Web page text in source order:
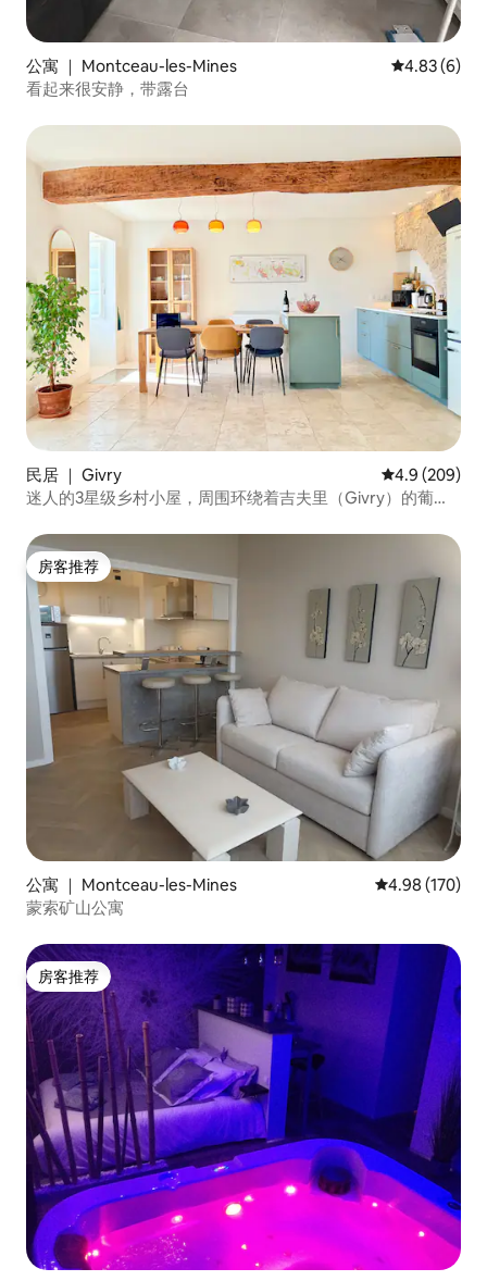
公寓 ｜ Montceau-les-Mines 平均评分
4.83 (6)
看起来很安静，带露台
民居 ｜ Givry 平均评分 4.9
4.9 (209)
迷人的3星级乡村小屋，周围环绕着吉夫里（Givry）的葡萄
房客推荐
房客推荐
公寓 ｜ Montceau-les-Mines 平均评分 4.98
4.98 (170)
蒙索矿山公寓
房客推荐
房客推荐